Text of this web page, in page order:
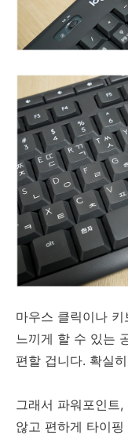
마우스 클릭이나
느끼게 할 수 있는
편할 겁니다. 확실
그래서 파워포인트
않고 편하게 타이